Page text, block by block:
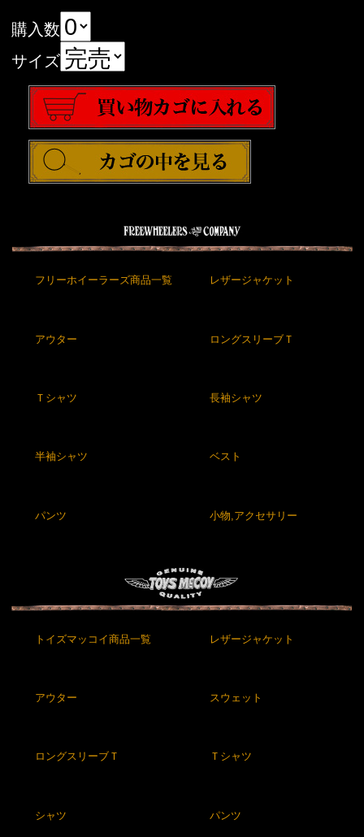
購入数
サイズ
フリーホイーラーズ商品一覧 レザージャケット
アウター ロングスリーブＴ
Ｔシャツ 長袖シャツ
半袖シャツ ベスト
パンツ 小物,アクセサリー
トイズマッコイ商品一覧 レザージャケット
アウター スウェット
ロングスリーブＴ Ｔシャツ
シャツ パンツ